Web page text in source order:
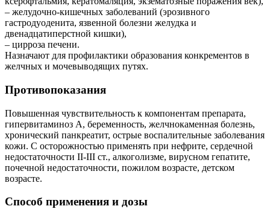
– желудочно-кишечных заболеваний (эрозивного
гастродуоденита, язвенной болезни желудка и
двенадцатиперстной кишки),
– цирроза печени.
Назначают для профилактики образования конкрементов в
желчных и мочевыводящих путях.
Противопоказания
Повышенная чувствительность к компонентам препарата,
гипервитаминоз А, беременность, желчнокаменная болезнь,
хронический панкреатит, острые воспалительные заболевания
кожи. С осторожностью применять при нефрите, сердечной
недостаточности II-III ст., алкоголизме, вирусном гепатите,
почечной недостаточности, пожилом возрасте, детском
возрасте.
Способ применения и дозы